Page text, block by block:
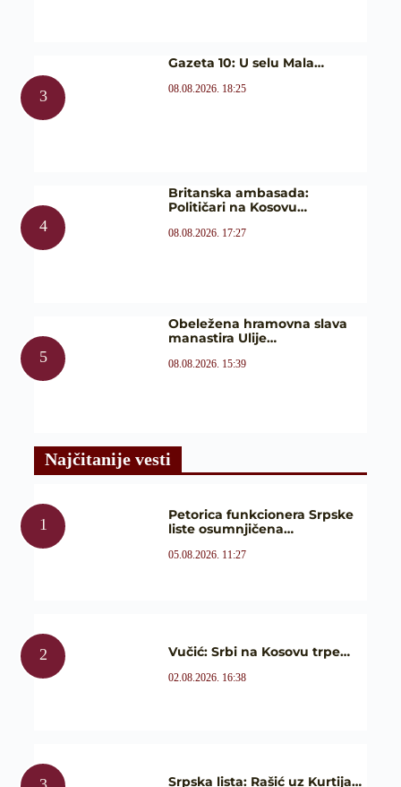
Gazeta 10: U selu Mala…
08.08.2026. 18:25
Britanska ambasada:
Političari na Kosovu…
08.08.2026. 17:27
Obeležena hramovna slava
manastira Ulije…
08.08.2026. 15:39
Najčitanije vesti
Petorica funkcionera Srpske
liste osumnjičena…
05.08.2026. 11:27
Vučić: Srbi na Kosovu trpe…
02.08.2026. 16:38
Srpska lista: Rašić uz Kurtija…